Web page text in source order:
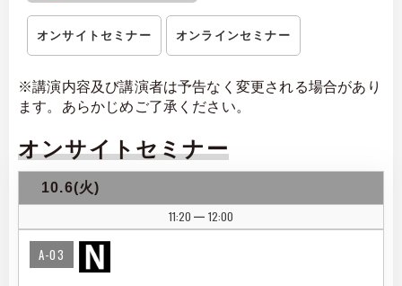
オンサイトセミナー オンラインセミナー
※講演内容及び講演者は予告なく変更される場合があり
ます。あらかじめご了承ください。
オンサイトセミナー
10.6(火)
11:20
| 12:00
A-03